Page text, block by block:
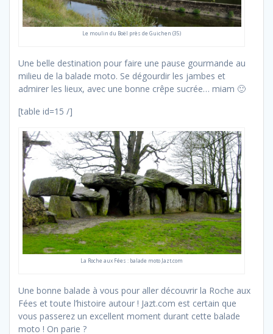
Le moulin du Boël près de Guichen (35)
Une belle destination pour faire une pause gourmande au
milieu de la balade moto. Se dégourdir les jambes et
admirer les lieux, avec une bonne crêpe sucrée… miam 🙂
[table id=15 /]
La Roche aux Fées : balade moto Jazt.com
Une bonne balade à vous pour aller découvrir la Roche aux
Fées et toute l’histoire autour ! Jazt.com est certain que
vous passerez un excellent moment durant cette balade
moto ! On parie ?